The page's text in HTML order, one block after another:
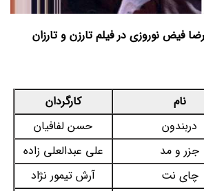
فیض نوروزی در فیلم تارزن و تارزان
نام
کارگردان
دربندون
حسن لفافیان
جزر و مد
علی عبدالعلی زاده
چای نت آرش تیمور نژاد